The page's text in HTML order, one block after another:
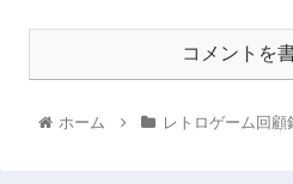
コメントを
ホーム レトロゲーム回顧